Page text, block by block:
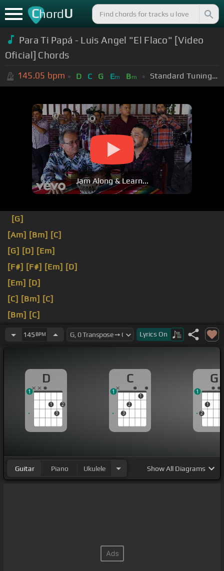
ChordU
Para Ti Papá - Luis Angel "El Flaco" [Video
Oficial] Chords
145.05 bpm D C G Em Bm Standard Tuning (EADGBE)
Jam Along & Learn...
[G]
[Am] [Bm] [C]
[G] [D] [Em]
[F#] [F#] [Em] [D]
[Em] [D]
[C] [Bm] [C]
[Bm] [C]
[G]
145 BPM Lyrics On
D
1
3
2
1
C
3
2
1
1
G
2
1
1
Guitar Piano Ukulele ShowAll Diagrams